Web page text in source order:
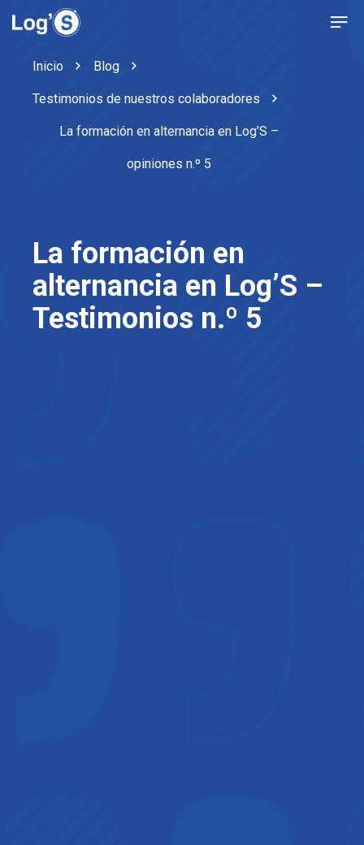
Inicio Blog
Testimonios de nuestros colaboradores
La formación en alternancia en Log’S –
opiniones n.º 5
La formación en
alternancia en Log’S –
Testimonios n.º 5